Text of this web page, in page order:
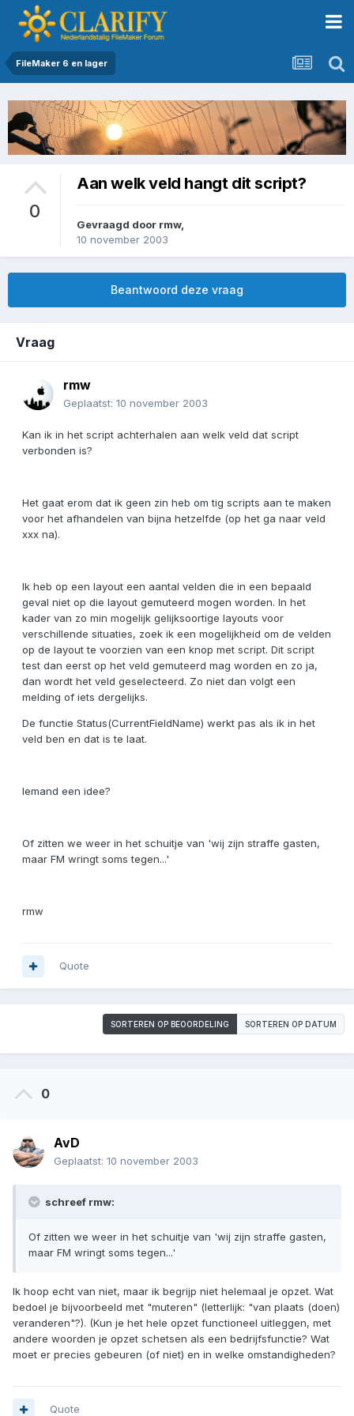
FileMaker 6 en lager
0
Aan welk veld hangt dit script?
Gevraagd door rmw,
10 november 2003
Beantwoord deze vraag
Vraag
rmw
Geplaatst: 10 november 2003
Kan ik in het script achterhalen aan welk veld dat script
verbonden is?
Het gaat erom dat ik geen zin heb om tig scripts aan te maken
voor het afhandelen van bijna hetzelfde (op het ga naar veld
xxx na).
Ik heb op een layout een aantal velden die in een bepaald
geval niet op die layout gemuteerd mogen worden. In het
kader van zo min mogelijk gelijksoortige layouts voor
verschillende situaties, zoek ik een mogelijkheid om de velden
op de layout te voorzien van een knop met script. Dit script
test dan eerst op het veld gemuteerd mag worden en zo ja,
dan wordt het veld geselecteerd. Zo niet dan volgt een
melding of iets dergelijks.
De functie Status(CurrentFieldName) werkt pas als ik in het
veld ben en dat is te laat.
Iemand een idee?
Of zitten we weer in het schuitje van 'wij zijn straffe gasten,
maar FM wringt soms tegen...'
rmw
Quote
SORTEREN OP BEOORDELING SORTEREN OP DATUM
0
AvD
Geplaatst: 10 november 2003
schreef rmw:
Of zitten we weer in het schuitje van 'wij zijn straffe gasten,
maar FM wringt soms tegen...'
Ik hoop echt van niet, maar ik begrijp niet helemaal je opzet. Wat
bedoel je bijvoorbeeld met "muteren" (letterlijk: "van plaats (doen)
veranderen"?). (Kun je het hele opzet functioneel uitleggen, met
andere woorden je opzet schetsen als een bedrijfsfunctie? Wat
moet er precies gebeuren (of niet) en in welke omstandigheden?
Quote